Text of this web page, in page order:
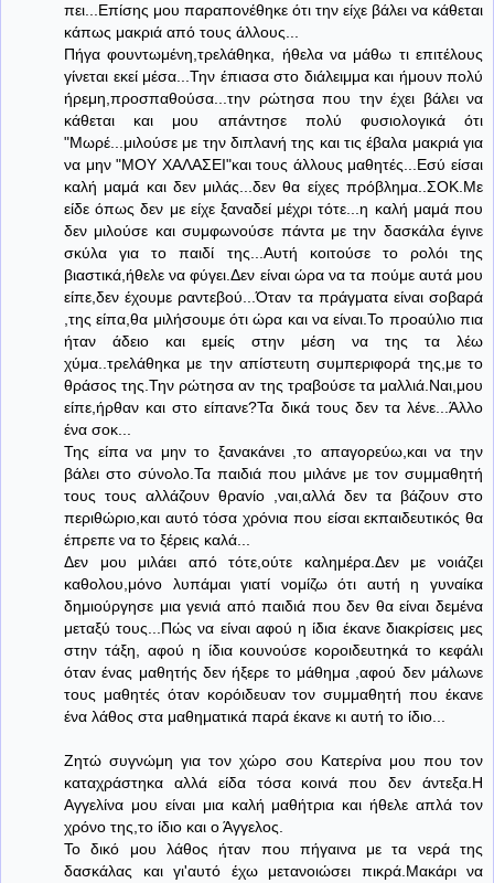
πει...Επίσης μου παραπονέθηκε ότι την είχε βάλει να κάθεται
κάπως μακριά από τους άλλους...
Πήγα φουντωμένη,τρελάθηκα, ήθελα να μάθω τι επιτέλους
γίνεται εκεί μέσα...Την έπιασα στο διάλειμμα και ήμουν πολύ
ήρεμη,προσπαθούσα...την ρώτησα που την έχει βάλει να
κάθεται και μου απάντησε πολύ φυσιολογικά ότι
"Μωρέ...μιλούσε με την διπλανή της και τις έβαλα μακριά για
να μην "ΜΟΥ ΧΑΛΑΣΕΙ"και τους άλλους μαθητές...Εσύ είσαι
καλή μαμά και δεν μιλάς...δεν θα είχες πρόβλημα..ΣΟΚ.Με
είδε όπως δεν με είχε ξαναδεί μέχρι τότε...η καλή μαμά που
δεν μιλούσε και συμφωνούσε πάντα με την δασκάλα έγινε
σκύλα για το παιδί της...Αυτή κοιτούσε το ρολόι της
βιαστικά,ήθελε να φύγει.Δεν είναι ώρα να τα πούμε αυτά μου
είπε,δεν έχουμε ραντεβού...Όταν τα πράγματα είναι σοβαρά
,της είπα,θα μιλήσουμε ότι ώρα και να είναι.Το προαύλιο πια
ήταν άδειο και εμείς στην μέση να της τα λέω
χύμα..τρελάθηκα με την απίστευτη συμπεριφορά της,με το
θράσος της.Την ρώτησα αν της τραβούσε τα μαλλιά.Ναι,μου
είπε,ήρθαν και στο είπανε?Τα δικά τους δεν τα λένε...Άλλο
ένα σοκ...
Της είπα να μην το ξανακάνει ,το απαγορεύω,και να την
βάλει στο σύνολο.Τα παιδιά που μιλάνε με τον συμμαθητή
τους τους αλλάζουν θρανίο ,ναι,αλλά δεν τα βάζουν στο
περιθώριο,και αυτό τόσα χρόνια που είσαι εκπαιδευτικός θα
έπρεπε να το ξέρεις καλά...
Δεν μου μιλάει από τότε,ούτε καλημέρα.Δεν με νοιάζει
καθολου,μόνο λυπάμαι γιατί νομίζω ότι αυτή η γυναίκα
δημιούργησε μια γενιά από παιδιά που δεν θα είναι δεμένα
μεταξύ τους...Πώς να είναι αφού η ίδια έκανε διακρίσεις μες
στην τάξη, αφού η ίδια κουνούσε κοροιδευτηκά το κεφάλι
όταν ένας μαθητής δεν ήξερε το μάθημα ,αφού δεν μάλωνε
τους μαθητές όταν κορόιδευαν τον συμμαθητή που έκανε
ένα λάθος στα μαθηματικά παρά έκανε κι αυτή το ίδιο...
Ζητώ συγνώμη για τον χώρο σου Κατερίνα μου που τον
καταχράστηκα αλλά είδα τόσα κοινά που δεν άντεξα.Η
Αγγελίνα μου είναι μια καλή μαθήτρια και ήθελε απλά τον
χρόνο της,το ίδιο και ο Άγγελος.
Το δικό μου λάθος ήταν που πήγαινα με τα νερά της
δασκάλας και γι'αυτό έχω μετανοιώσει πικρά.Μακάρι να